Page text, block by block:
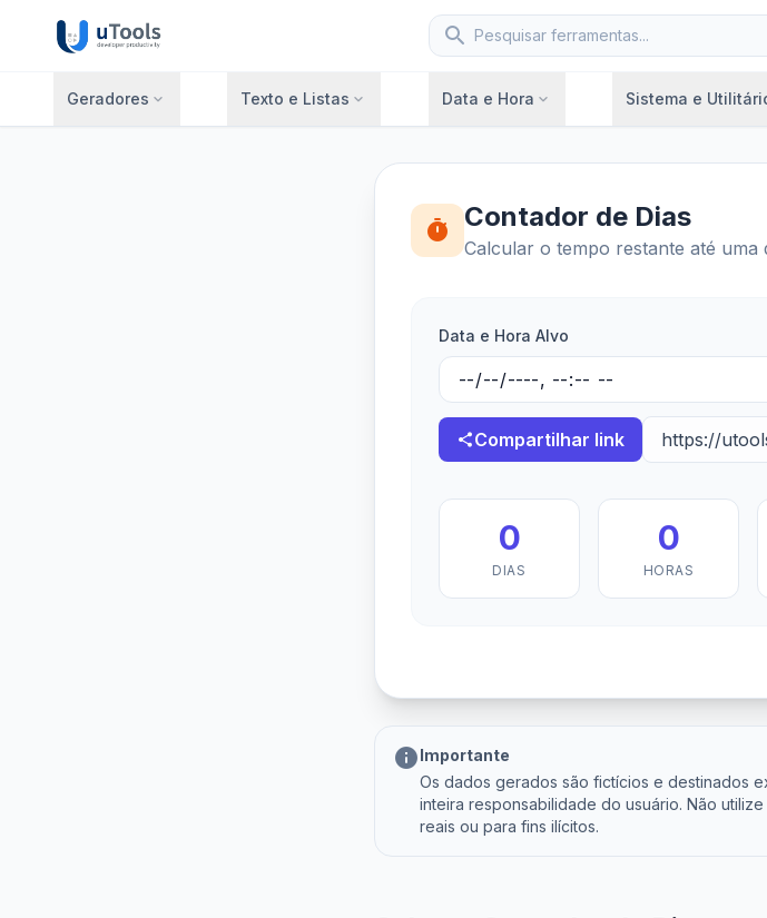
search
Geradores expand_more Texto e Listas expand_more Data e Hora expand_more Sistema e
timer Contador de Dias
Calcular o tempo restante até uma
Data e Hora Alvo
shareCompartilhar link
0
DIAS
0
HORAS
infoImportante
Os dados gerados são fictícios e destinados
inteira responsabilidade do usuário. Não
reais ou para fins ilícitos.